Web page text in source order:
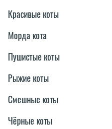
Красивые коты
Морда кота
Пушистые коты
Рыжие коты
Смешные коты
Чёрные коты